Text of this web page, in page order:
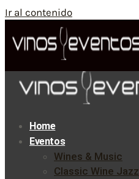
Ir al contenido
Home
Eventos
Wines & Music
Classic Wine Jazz